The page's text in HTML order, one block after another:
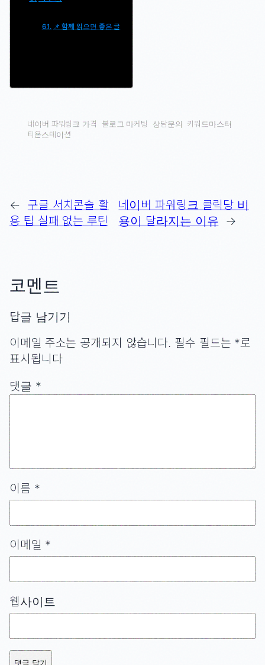
📌 함께 읽으면 좋은 글
네이버 파워링크 가격 블로그 마케팅 상담문의
키워드마스터
티온스테이션
← 구글 서치콘솔 활
용 팁 실패 없는 루틴
네이버 파워링크 클릭당 비
용이 달라지는 이유 →
코멘트
답글 남기기
이메일 주소는 공개되지 않습니다. 필수 필드는 *로
표시됩니다
댓글 *
이름 *
이메일 *
웹사이트